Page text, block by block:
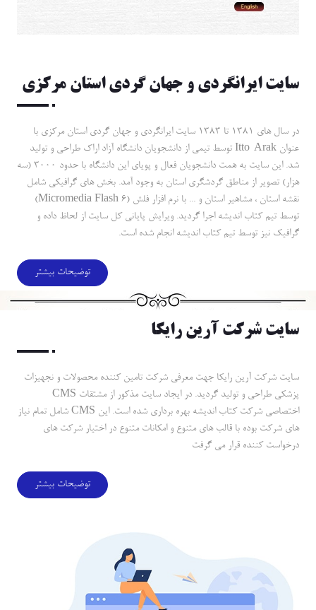
سايت ايرانگردي و جهان گردي استان مركزي
در سال هاي 1381 تا 1383 سايت ايرانگردي و جهان گردي استان مركزي با
عنوان Itto-Arak توسط تيمي از دانشجويان دانشگاه آزاد اراك طراحي و توليد
شد. اين سايت به همت دانشجويان فعال و پوياي اين دانشگاه با حدود 3000 (سه
هزار) تصوير از مناطق گردشگري استان به وجود آمد. بخش هاي گرافيكي شامل
نقشه استان ، مشاهير استان و ... با نرم افزار فلش (Micromedia Flash 6)
توسط تيم كتاب انديشه اجرا گرديد. ويرايش پاياني كل سايت از لحاظ داده و
گرافيك نيز توسط تيم كتاب انديشه انجام شده است.
توضیحات بیشتر
سايت شركت آرين رايكا
سايت شركت آرين رايكا جهت معرفي شركت تامين كننده محصولات و نجهيزات
پزشكي طراحي و توليد گرديد. در ايجاد سايت مذكور از مشتقات CMS
اختصاصي شركت كتاب انديشه بهره برداري شده است. اين CMS شامل تمام نياز
هاي شركت بوده با قالب هاي متنوع و امكانات متنوع در اختيار شركت هاي
درخواست كننده قرار مي گرفت
توضیحات بیشتر